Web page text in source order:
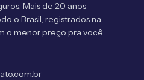
Mais de 20 anos
o Brasil, registrados na
o menor preço pra você.